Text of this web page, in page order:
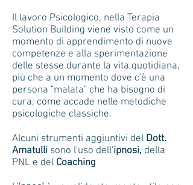
Il lavoro Psicologico, nella Terapia
Solution Building viene visto come un
momento di apprendimento di nuove
competenze e alla sperimentazione
delle stesse durante la vita quotidiana,
più che a un momento dove c'è una
persona "malata" che ha bisogno di
cura, come accade nelle metodiche
psicologiche classiche.
Alcuni strumenti aggiuntivi del Dott.
Amatulli sono l'uso dell'ipnosi, della
PNL e del Coaching